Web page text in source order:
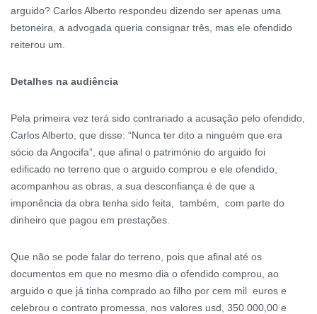
arguido? Carlos Alberto respondeu dizendo ser apenas uma
betoneira, a advogada queria consignar três, mas ele ofendido
reiterou um.
Detalhes na audiência
Pela primeira vez terá sido contrariado a acusação pelo ofendido,
Carlos Alberto, que disse: “Nunca ter dito a ninguém que era
sócio da Angocifa”, que afinal o património do arguido foi
edificado no terreno que o arguido comprou e ele ofendido,
acompanhou as obras, a sua desconfiança é de que a
imponência da obra tenha sido feita, também, com parte do
dinheiro que pagou em prestações.
Que não se pode falar do terreno, pois que afinal até os
documentos em que no mesmo dia o ofendido comprou, ao
arguido o que já tinha comprado ao filho por cem mil euros e
celebrou o contrato promessa, nos valores usd, 350.000,00 e